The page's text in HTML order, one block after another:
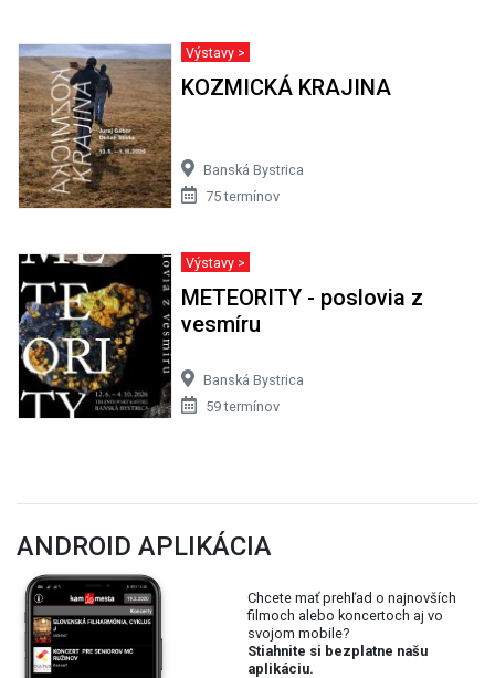
Výstavy >
KOZMICKÁ KRAJINA
Banská Bystrica
75 termínov
Výstavy >
METEORITY - poslovia z
vesmíru
Banská Bystrica
59 termínov
ANDROID APLIKÁCIA
Chcete mať prehľad o najnovších
filmoch alebo koncertoch aj vo
svojom mobile?
Stiahnite si bezplatne našu
aplikáciu.